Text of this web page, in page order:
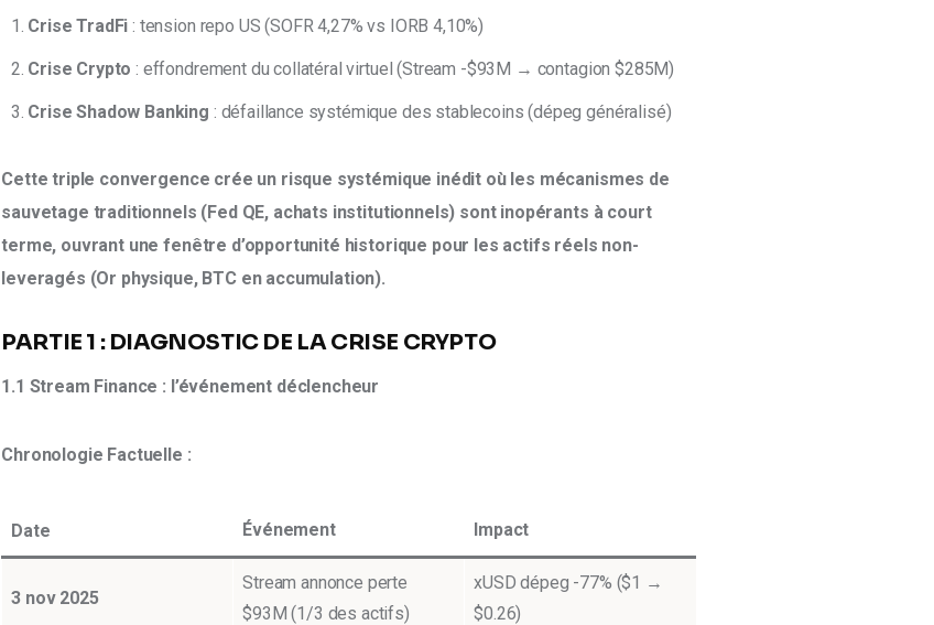
Crise TradFi : tension repo US (SOFR 4,27% vs IORB 4,10%)
Crise Crypto : effondrement du collatéral virtuel (Stream -$93M → contagion $285M)
Crise Shadow Banking : défaillance systémique des stablecoins (dépeg généralisé)
Cette triple convergence crée un risque systémique inédit où les mécanismes de
sauvetage traditionnels (Fed QE, achats institutionnels) sont inopérants à court
terme, ouvrant une fenêtre d’opportunité historique pour les actifs réels non-
leveragés (Or physique, BTC en accumulation).
PARTIE 1 : DIAGNOSTIC DE LA CRISE CRYPTO
1.1 Stream Finance : l’événement déclencheur
Chronologie Factuelle :
Date Événement Impact
3 nov 2025
Stream annonce perte
$93M (1/3 des actifs)
xUSD dépeg -77% ($1 →
$0.26)